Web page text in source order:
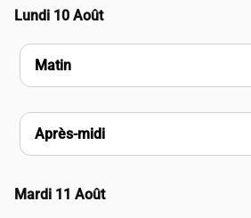
Lundi 10 Août
Matin
Après-midi
Mardi 11 Août